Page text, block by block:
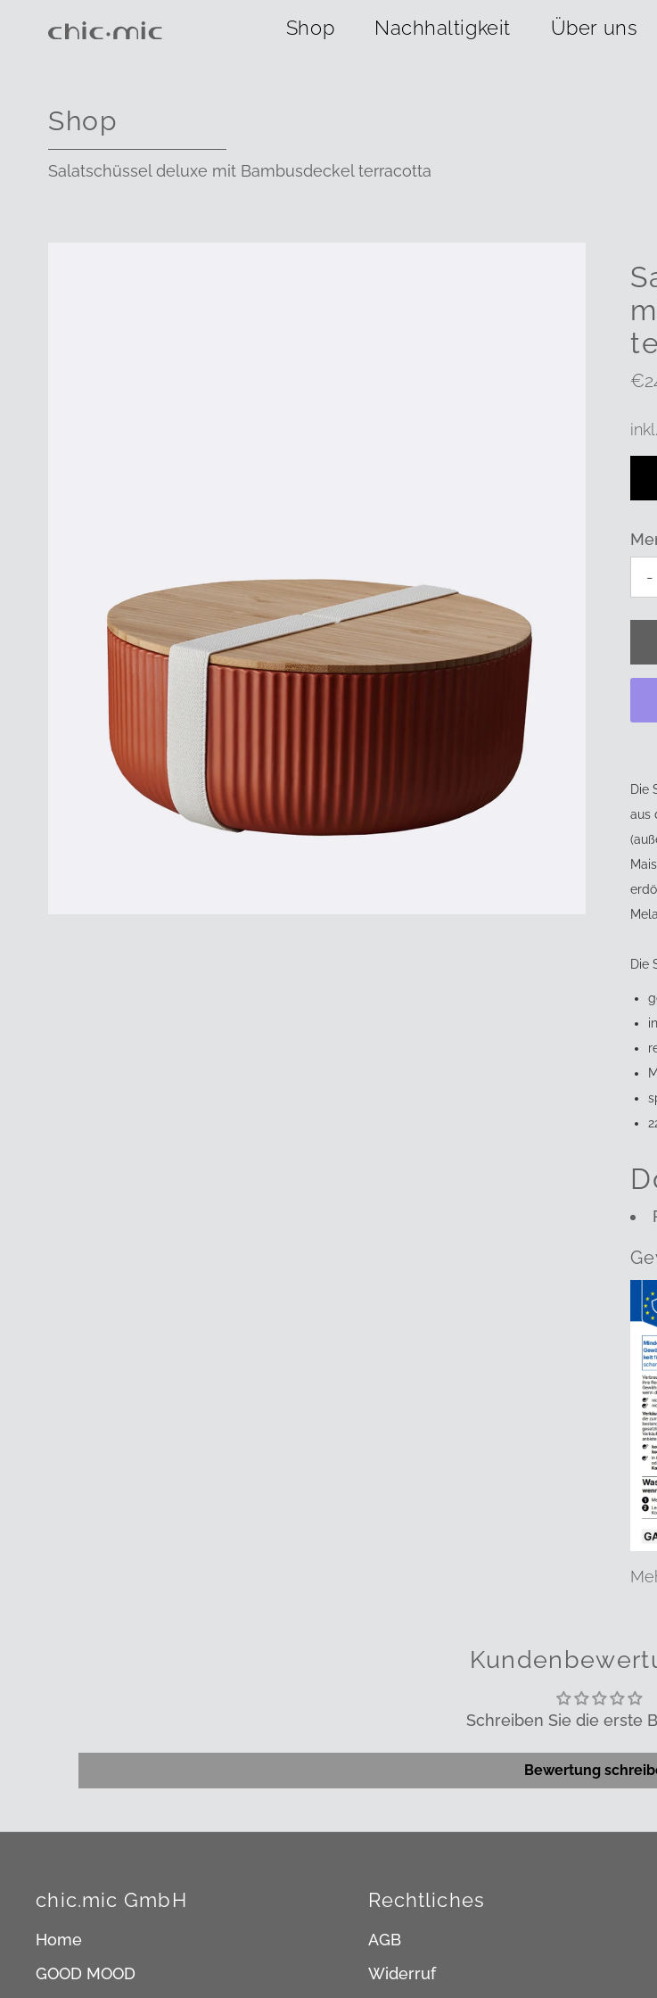
Shop Nachhaltigkeit Über uns
Shop
Salatschüssel deluxe mit Bambusdeckel terracotta
-
Die
aus
Die
Schreiben Sie die erste
Bewertung
chic.mic GmbH
Home
GOOD MOOD
Rechtliches
AGB
Widerruf